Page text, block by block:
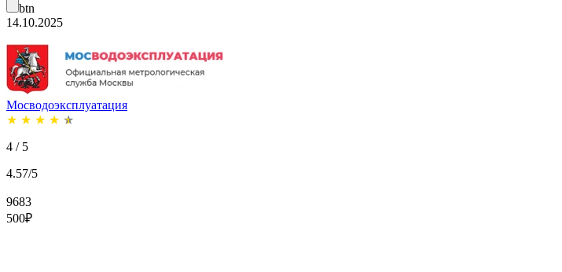
btn
14.10.2025
Мосводоэксплуатация
★ ★ ★ ★ ★
4 / 5
4.57/5
9683
500₽